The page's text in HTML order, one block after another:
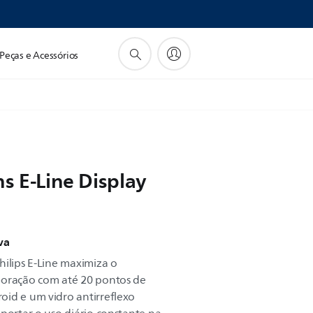
Peças e Acessórios
E-Line Display
E-Line maximiza o
com até 20 pontos de
e um vidro antirreflexo